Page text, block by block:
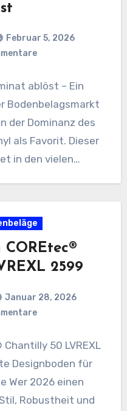
Februar 5, 2026
ablöst – Ein
Bodenbelagsmarkt
der Dominanz des
als Favorit. Dieser
in den vielen…
2599
Januar 28, 2026
50 LVREXL
Designboden für
Wer 2026 einen
Robustheit und